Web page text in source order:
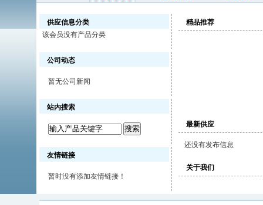
供应信息分类
该会员没有产品分类
公司动态
暂无公司新闻
站内搜索
友情链接
暂时没有添加友情链接！
精品推荐
最新供应
还没有发布信息
关于我们